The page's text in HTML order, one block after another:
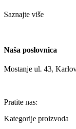
Saznajte više
Naša poslovnica
Mostanje ul. 43,
Pratite nas:
Kategorije proizvoda